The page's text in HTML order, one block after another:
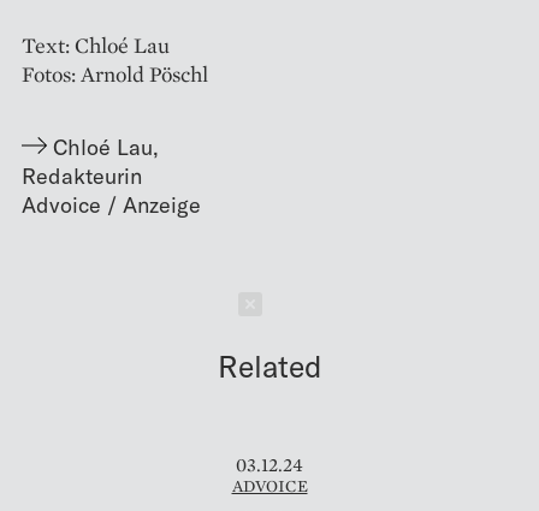
Text: Chloé Lau
Fotos: Arnold Pöschl
Chloé Lau,
Redakteurin
Related
03.12.24
ADVOICE